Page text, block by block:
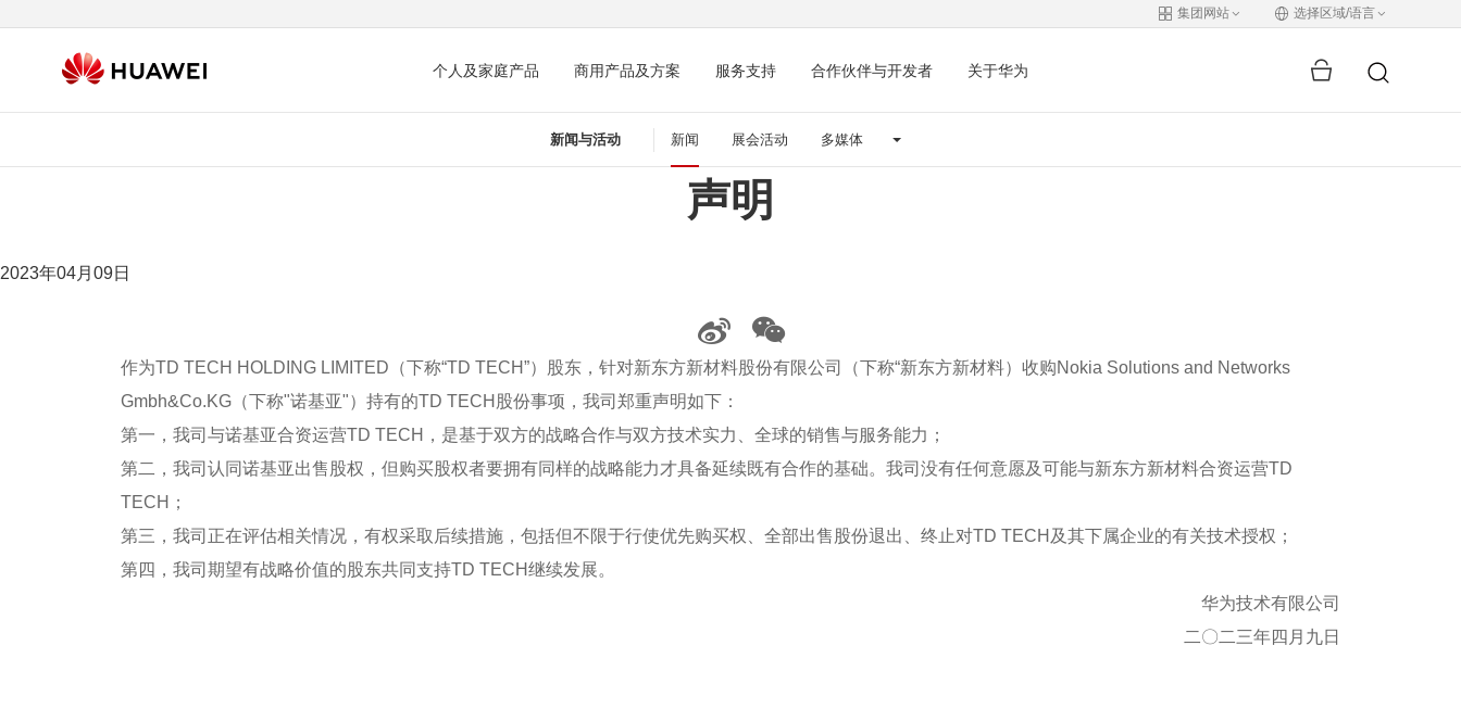
集团网站 选择区域/语言
个人及家庭产品 商用产品及方案 服务支持 合作伙伴与开发者 关于华为
新闻与活动 新闻 展会活动 多媒体
声明
2023年04月09日
作为TD TECH HOLDING LIMITED（下称“TD TECH”）股东，针对新东方新材料股份有限公司（下称“新东方新材料）收购Nokia Solutions and Networks
Gmbh&Co.KG（下称"诺基亚"）持有的TD TECH股份事项，我司郑重声明如下：
第一，我司与诺基亚合资运营TD TECH，是基于双方的战略合作与双方技术实力、全球的销售与服务能力；
第二，我司认同诺基亚出售股权，但购买股权者要拥有同样的战略能力才具备延续既有合作的基础。我司没有任何意愿及可能与新东方新材料合资运营TD
TECH；
第三，我司正在评估相关情况，有权采取后续措施，包括但不限于行使优先购买权、全部出售股份退出、终止对TD TECH及其下属企业的有关技术授权；
第四，我司期望有战略价值的股东共同支持TD TECH继续发展。
华为技术有限公司
二〇二三年四月九日